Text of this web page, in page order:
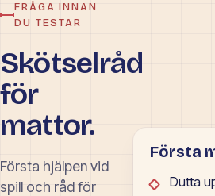
FRÅGA INNAN
DU TESTAR
Skötselråd
för
mattor.
Första hjälpen vid
spill och råd för
Första
Dutta